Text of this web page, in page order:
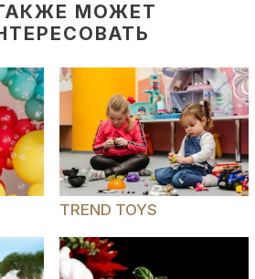
МОЖЕТ
TREND TOYS